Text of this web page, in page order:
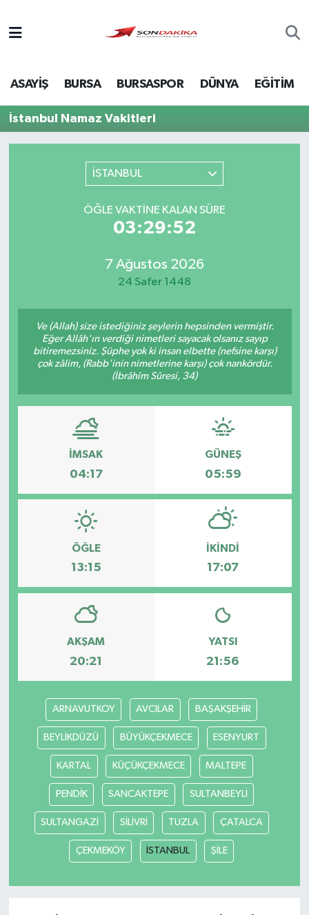
ASAYİŞ BURSA BURSASPOR DÜNYA EĞİTİM
İstanbul Namaz Vakitleri
İSTANBUL
ÖĞLE VAKTINE KALAN SÜRE
03:29:52
7 Ağustos 2026
24 Safer 1448
Ve (Allah) size istediğiniz şeylerin hepsinden vermiştir.
Eğer Allâh'ın verdiği nimetleri sayacak olsanız sayıp
bitiremezsiniz. Şüphe yok ki insan elbette (nefsine karşı)
çok zâlim, (Rabb'inin nimetlerine karşı) çok nankördür.
(İbrâhîm Sûresi, 34)
İMSAK
04:17
GÜNEŞ
05:59
ÖĞLE
13:15
İKINDI
17:07
AKŞAM
20:21
YATSI
21:56
ARNAVUTKOY AVCILAR BAŞAKŞEHİR
BEYLİKDÜZÜ BÜYÜKÇEKMECE ESENYURT
KARTAL KÜÇÜKÇEKMECE MALTEPE
PENDİK SANCAKTEPE SULTANBEYLİ
SULTANGAZİ SİLİVRİ TUZLA ÇATALCA
ÇEKMEKÖY İSTANBUL ŞİLE
Bursa
Dünya
Sağlık
Siyaset
Spor
Türkiye
Video Galeri